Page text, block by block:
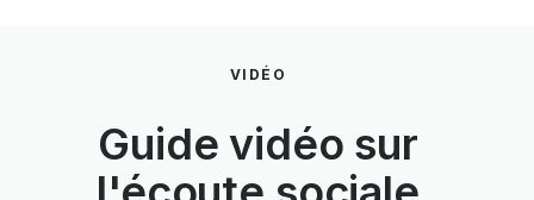
VIDÉO
Guide vidéo sur